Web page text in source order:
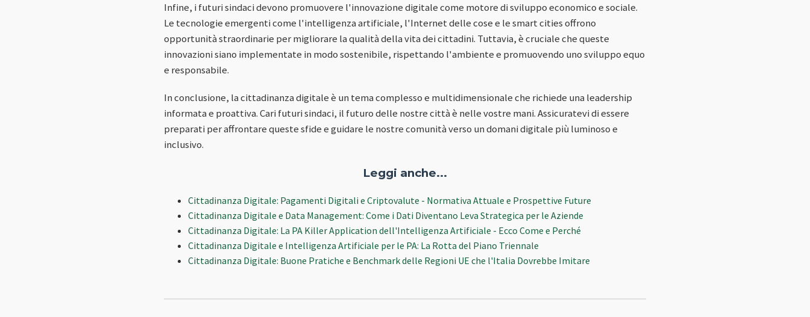
Infine, i futuri sindaci devono promuovere l'innovazione digitale come motore di sviluppo economico e sociale.
Le tecnologie emergenti come l'intelligenza artificiale, l'Internet delle cose e le smart cities offrono
opportunità straordinarie per migliorare la qualità della vita dei cittadini. Tuttavia, è cruciale che queste
innovazioni siano implementate in modo sostenibile, rispettando l'ambiente e promuovendo uno sviluppo equo
e responsabile.
In conclusione, la cittadinanza digitale è un tema complesso e multidimensionale che richiede una leadership
informata e proattiva. Cari futuri sindaci, il futuro delle nostre città è nelle vostre mani. Assicuratevi di essere
preparati per affrontare queste sfide e guidare le nostre comunità verso un domani digitale più luminoso e
inclusivo.
Leggi anche...
Cittadinanza Digitale: Pagamenti Digitali e Criptovalute - Normativa Attuale e Prospettive Future
Cittadinanza Digitale e Data Management: Come i Dati Diventano Leva Strategica per le Aziende
Cittadinanza Digitale: La PA Killer Application dell'Intelligenza Artificiale - Ecco Come e Perché
Cittadinanza Digitale e Intelligenza Artificiale per le PA: La Rotta del Piano Triennale
Cittadinanza Digitale: Buone Pratiche e Benchmark delle Regioni UE che l'Italia Dovrebbe Imitare